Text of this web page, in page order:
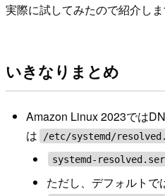
実際に試してみたので紹介しま
いきなりまとめ
Amazon Linux 2023では
は
/etc/systemd/
systemd-
ただし、デフォルトで